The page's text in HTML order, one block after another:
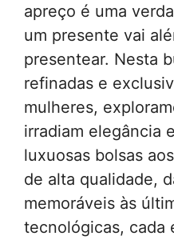
apreço é uma
um presente vai
presentear. Nesta
refinadas e
mulheres,
irradiam elegância
luxuosas bolsas
de alta qualidade,
memoráveis às
tecnológicas, cada